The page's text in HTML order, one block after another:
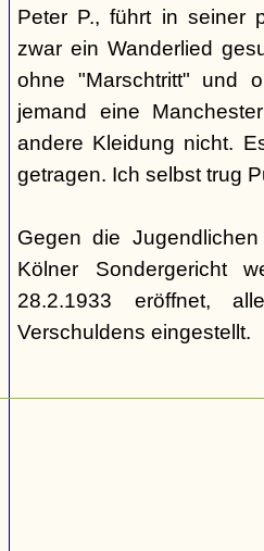
Peter P., führt in seiner
zwar ein Wanderlied
ohne "Marschtritt" und
jemand eine
andere Kleidung nicht.
getragen. Ich selbst trug
Gegen die
Kölner Sondergericht
28.2.1933 eröffnet,
Verschuldens eingestellt.